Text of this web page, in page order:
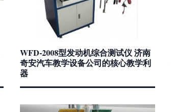
WFD-2008型发动机综合测试仪 济南
奇安汽车教学设备公司的核心教学利
器